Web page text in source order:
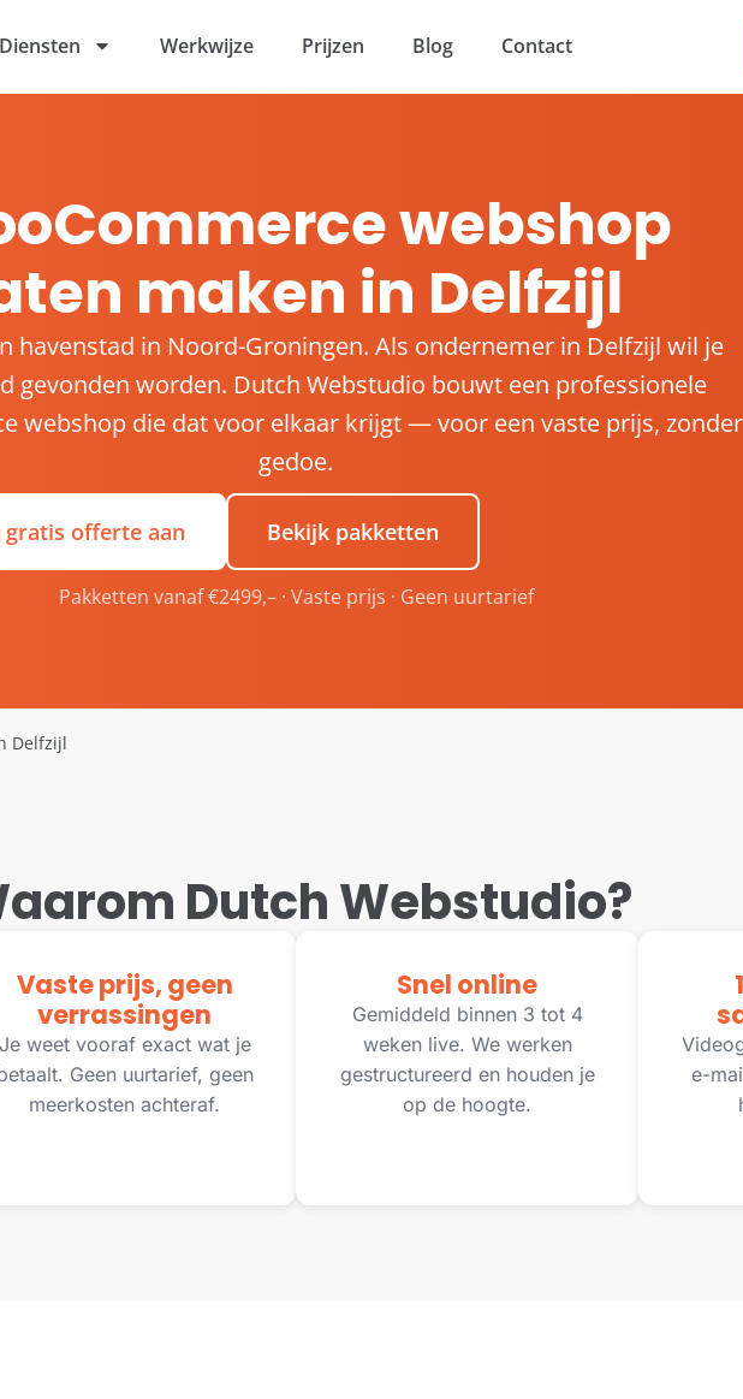
Diensten Werkwijze Prijzen Blog Contact
webshop
maken in Delfzijl
havenstad in Noord-Groningen. Als ondernemer in Delfzijl wil je
gevonden worden. Dutch Webstudio bouwt een professionele
webshop die dat voor elkaar krijgt — voor een vaste prijs, zonder
gedoe.
gratis offerte aan Bekijk pakketten
Pakketten vanaf €2499,– · Vaste prijs · Geen uurtarief
Delfzijl
Dutch Webstudio?
Vaste prijs, geen
verrassingen
Je weet vooraf exact wat je
Geen uurtarief, geen
meerkosten achteraf.
Snel online
Gemiddeld binnen 3 tot 4
weken live. We werken
gestructureerd en houden je
op de hoogte.
e-